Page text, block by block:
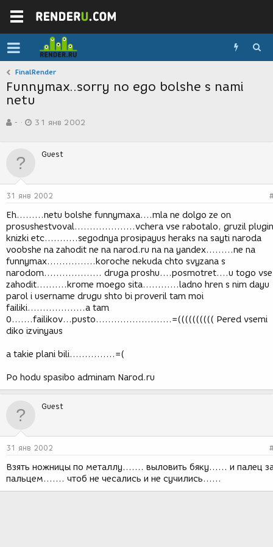
FinalRender
Funnymax..sorry no ego bolshe s nami
netu
в
р
м
-
а
д
и
я
31 янв 2002
Guest
31 янв 2002
Eh.........netu bolshe funnymaxa....mla ne dolgo ze on
prosushestvoval....................vchera vse rabotalo, gruzil
knizki etc...........segodnya prosipayus heraks na sayti naroda
voobshe na zahodit ne na narod.ru na na yandex.........ne na
funnymax................koroche nekuda chto svyzana s
narodom................... druga proshu....posmotret....u togo vse
zahodit..........krome moego sita............ladno hren s nim dayu
parol i username drugu shto bi proveril tam moi
failiki...................a tam
0.......failikov...pusto.........................=(((((((((( Pered vsemi
diko izvinyaus
a takie plani bili...............=(
Po hodu spasibo adminam Narod.ru
Guest
31 янв 2002
Взять ножницы по металлу....... выловить бяку...... и палец
пальцем....... чтоб не чесались и не сучились......